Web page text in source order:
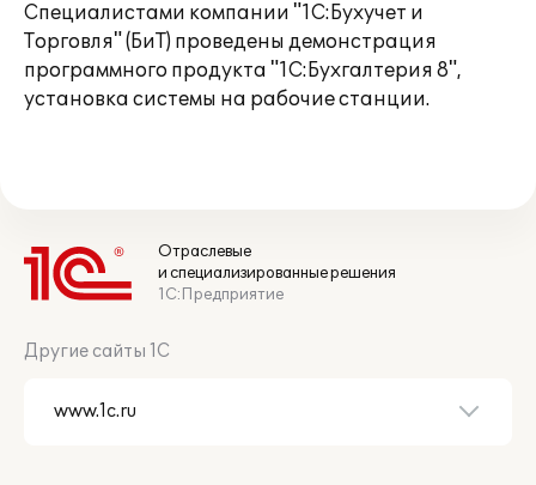
Специалистами компании "1С:Бухучет и
Торговля" (БиТ) проведены демонстрация
программного продукта "1С:Бухгалтерия 8",
установка системы на рабочие станции.
Отраслевые
и специализированные решения
1С:Предприятие
Другие сайты 1С